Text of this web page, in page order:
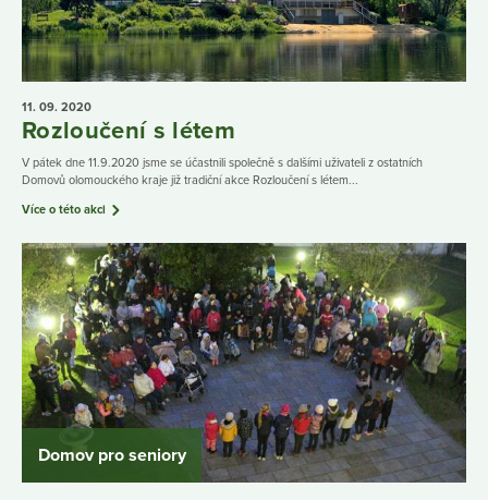
11. 09. 2020
Rozloučení s létem
V pátek dne 11.9.2020 jsme se účastnili společně s dalšími uživateli z ostatních
Domovů olomouckého kraje již tradiční akce Rozloučení s létem...
Více o této akci
Domov pro seniory